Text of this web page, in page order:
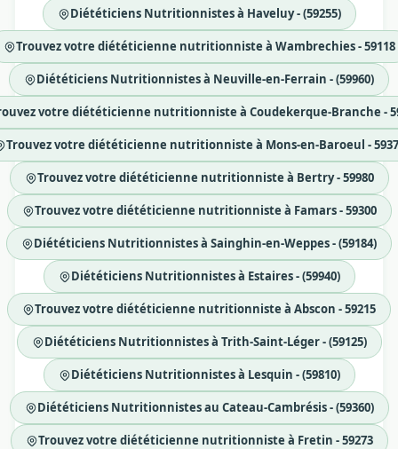
Diététiciens Nutritionnistes à Haveluy - (59255)
Trouvez votre diététicienne nutritionniste à Wambrechies - 59118
Diététiciens Nutritionnistes à Neuville-en-Ferrain - (59960)
votre diététicienne nutritionniste à Coudekerque-Branche -
Trouvez votre diététicienne nutritionniste à Mons-en-Baroeul -
Trouvez votre diététicienne nutritionniste à Bertry - 59980
Trouvez votre diététicienne nutritionniste à Famars - 59300
Diététiciens Nutritionnistes à Sainghin-en-Weppes - (59184)
Diététiciens Nutritionnistes à Estaires - (59940)
Trouvez votre diététicienne nutritionniste à Abscon - 59215
Diététiciens Nutritionnistes à Trith-Saint-Léger - (59125)
Diététiciens Nutritionnistes à Lesquin - (59810)
Diététiciens Nutritionnistes au Cateau-Cambrésis - (59360)
Trouvez votre diététicienne nutritionniste à Fretin - 59273